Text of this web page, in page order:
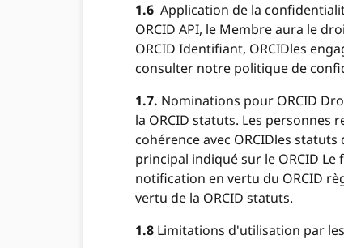
1.6 Application de la
ORCID API, le Membre aura le
ORCID Identifiant, ORCIDles
consulter notre politique de
1.7. Nominations pour ORCID
la ORCID statuts. Les
cohérence avec ORCIDles
principal indiqué sur le ORCID
notification en vertu du ORCID
vertu de la ORCID statuts.
1.8 Limitations d'utilisation par